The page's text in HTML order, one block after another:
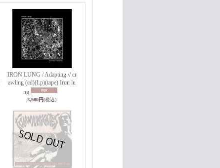
IRON LUNG / Adapting // cr
awling (cd)(Lp)(tape) Iron lu
ng
3,980円(税込)